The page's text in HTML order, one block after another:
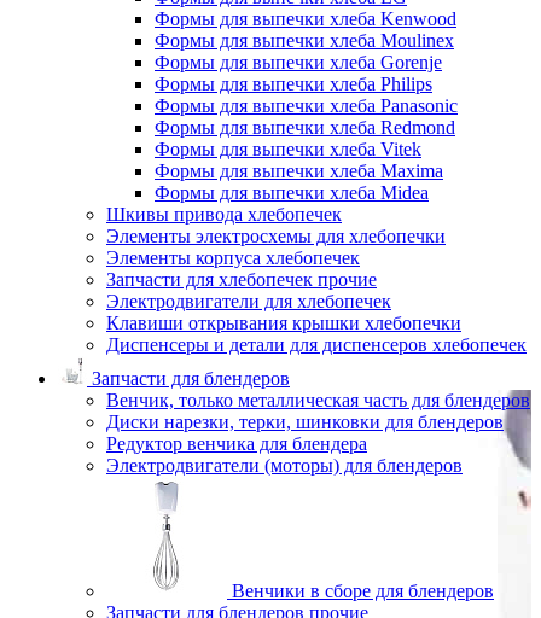
Формы для выпечки хлеба Kenwood
Формы для выпечки хлеба Moulinex
Формы для выпечки хлеба Gorenje
Формы для выпечки хлеба Philips
Формы для выпечки хлеба Panasonic
Формы для выпечки хлеба Redmond
Формы для выпечки хлеба Vitek
Формы для выпечки хлеба Maxima
Формы для выпечки хлеба Midea
Шкивы привода хлебопечек
Элементы электросхемы для хлебопечки
Элементы корпуса хлебопечек
Запчасти для хлебопечек прочие
Электродвигатели для хлебопечек
Клавиши открывания крышки хлебопечки
Диспенсеры и детали для диспенсеров хлебопечек
Запчасти для блендеров
Венчик, только металлическая часть для блендеров
Диски нарезки, терки, шинковки для блендеров
Редуктор венчика для блендера
Электродвигатели (моторы) для блендеров
Венчики в сборе для блендеров
Запчасти для блендеров прочие